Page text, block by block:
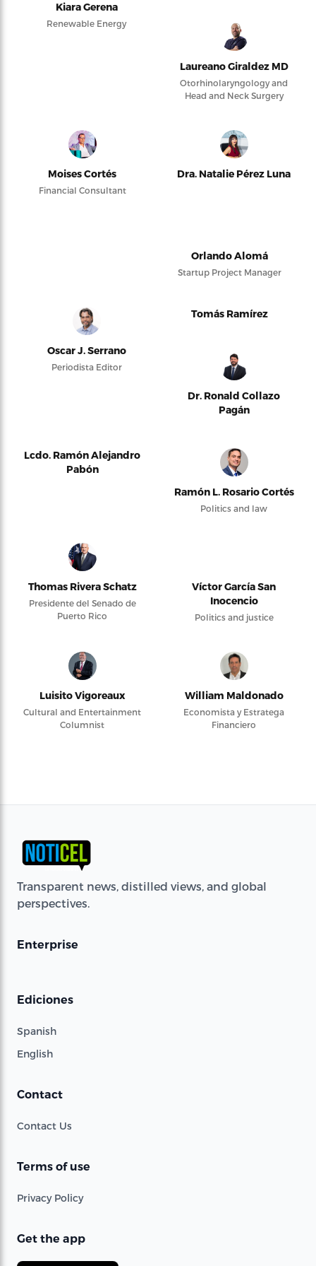
Kiara Gerena
Renewable Energy
Laureano Giraldez MD
Otorhinolaryngology and
Head and Neck Surgery
Moises Cortés
Financial Consultant
Dra. Natalie Pérez Luna
Orlando Alomá
Startup Project Manager
Oscar J. Serrano
Periodista Editor
Tomás Ramírez
Dr. Ronald Collazo
Pagán
Lcdo. Ramón Alejandro
Pabón
Ramón L. Rosario Cortés
Politics and law
Thomas Rivera Schatz
Presidente del Senado de
Puerto Rico
Víctor García San
Inocencio
Politics and justice
Luisito Vigoreaux
Cultural and Entertainment
Columnist
William Maldonado
Economista y Estratega
Financiero
Transparent news, distilled views, and global
perspectives.
Enterprise
Ediciones
Spanish
English
Contact
Contact Us
Terms of use
Privacy Policy
Get the app